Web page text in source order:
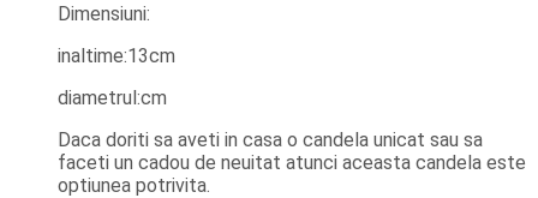
Dimensiuni:
inaltime:13cm
diametrul:cm
Daca doriti sa aveti in casa o candela unicat sau sa
faceti un cadou de neuitat atunci aceasta candela este
optiunea potrivita.